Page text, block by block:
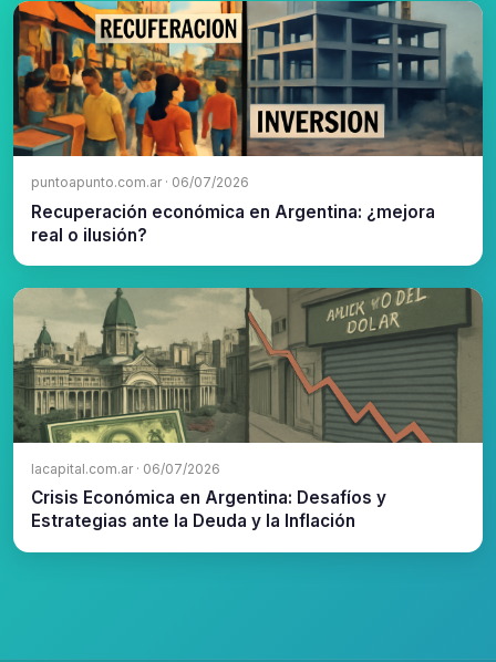
puntoapunto.com.ar · 06/07/2026
Recuperación económica en Argentina: ¿mejora
real o ilusión?
lacapital.com.ar · 06/07/2026
Crisis Económica en Argentina: Desafíos y
Estrategias ante la Deuda y la Inflación